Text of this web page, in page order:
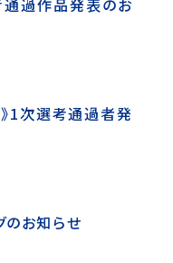
1次選考通過者発
のお知らせ